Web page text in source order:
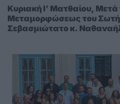
Κυριακή Ι’ Ματθαίου, Μετά
Μεταμορφώσεως του
Σεβασμιώτατο κ.